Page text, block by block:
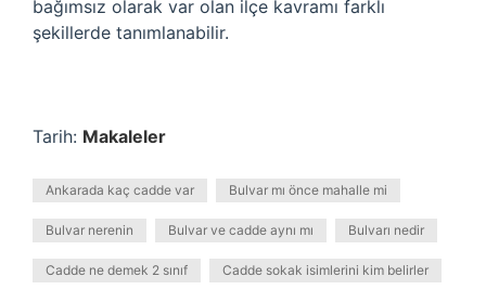
bağımsız olarak var olan ilçe kavramı farklı
şekillerde tanımlanabilir.
Tarih: Makaleler
Ankarada kaç cadde var Bulvar mı önce mahalle mi
Bulvar nerenin Bulvar ve cadde aynı mı Bulvarı nedir
Cadde ne demek 2 sınıf Cadde sokak isimlerini kim belirler